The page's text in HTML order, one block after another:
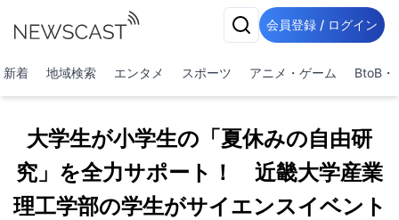
会員登録 / ログイン
新着 地域検索 エンタメ スポーツ アニメ・ゲーム BtoB・
大学生が小学生の「夏休みの自由研
究」を全力サポート！ 近畿大学産業
理工学部の学生がサイエンスイベント